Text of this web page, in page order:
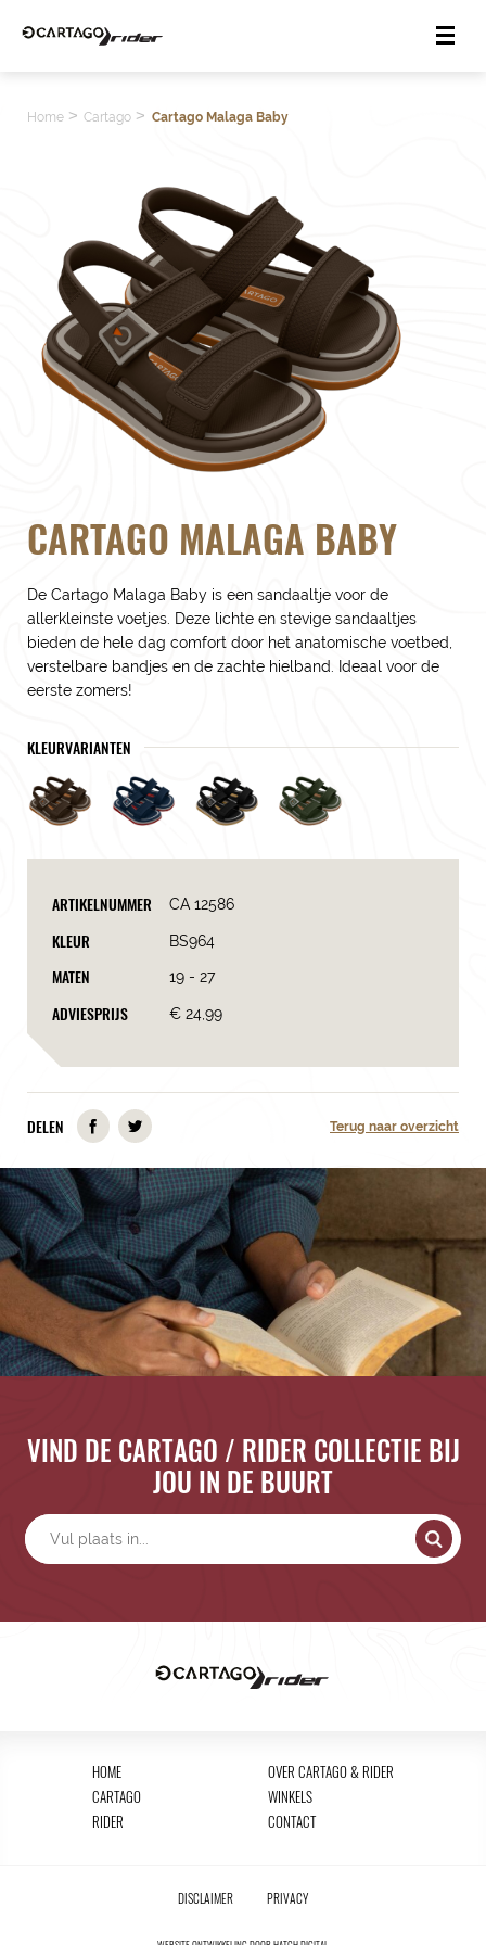
Home > Cartago > Cartago Malaga Baby
CARTAGO MALAGA BABY
De Cartago Malaga Baby is een sandaaltje voor de
allerkleinste voetjes. Deze lichte en stevige sandaaltjes
bieden de hele dag comfort door het anatomische voetbed,
verstelbare bandjes en de zachte hielband. Ideaal voor de
eerste zomers!
KLEURVARIANTEN
ARTIKELNUMMER CA 12586
KLEUR BS964
MATEN 19 - 27
ADVIESPRIJS € 24,99
DELEN Terug naar overzicht
VIND DE CARTAGO / RIDER COLLECTIE BIJ
JOU IN DE BUURT
HOME
CARTAGO
RIDER
OVER CARTAGO & RIDER
WINKELS
CONTACT
DISCLAIMER PRIVACY